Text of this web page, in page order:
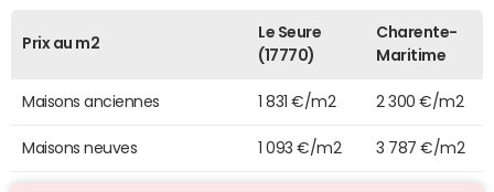
Prix au m2
Le Seure
(17770)
Charente-
Maritime
Maisons anciennes 1 831 €/m2 2 300 €/m2
Maisons neuves 1 093 €/m2 3 787 €/m2